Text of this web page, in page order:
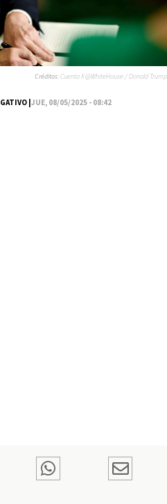
|JUE, 08/05/2025 - 08:42
Créditos:Cuenta X @WhiteHouse / Donald Trump